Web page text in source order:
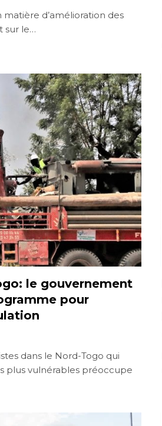
d’amélioration des
sur le…
le gouvernement
pour
dans le Nord-Togo qui
plus vulnérables préoccupe